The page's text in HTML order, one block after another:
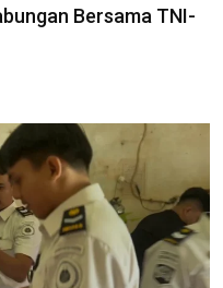
Bersama TNI-